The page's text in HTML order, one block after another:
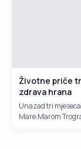
Životne priče
zdrava hrana
Unazad tri
Mare.Marom